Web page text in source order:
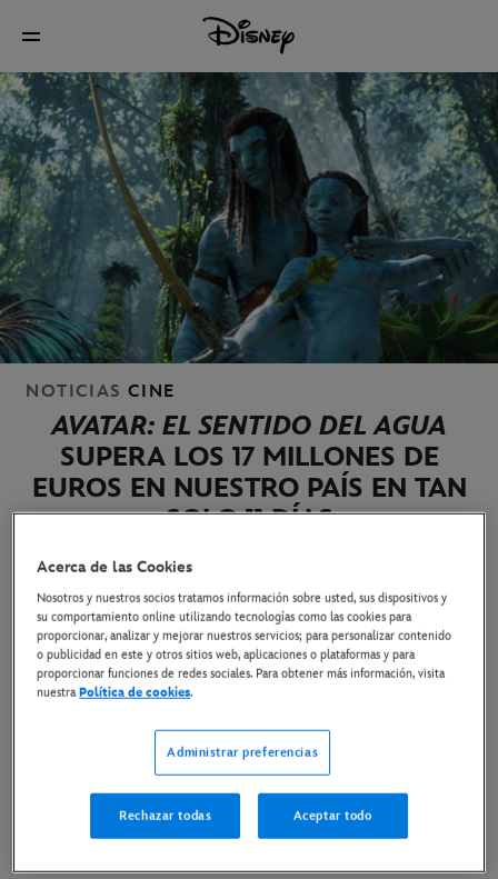
NOTICIAS CINE
AVATAR: EL SENTIDO DEL AGUA
SUPERA LOS 17 MILLONES DE
EUROS EN NUESTRO PAÍS EN TAN
SOLO 11 DÍAS
27 de diciembre de 2022
Copiar Artículo
Link al tráiler en YouTube
Madrid, 27 de diciembre de 2022
Sentido del Aguasupera los 850 millones de
dólares a nivel mundial
en su segundo fin de
semana en taquilla.
Acerca de las Cookies
Nosotros y nuestros socios tratamos información sobre usted, sus dispositivos y
su comportamiento online utilizando tecnologías como las cookies para
proporcionar, analizar y mejorar nuestros servicios; para personalizar contenido
o publicidad en este y otros sitios web, aplicaciones o plataformas y para
proporcionar funciones de redes sociales. Para obtener más información, visita
nuestraPolítica de cookies.
Administrar preferencias
Rechazar todas Aceptar todo